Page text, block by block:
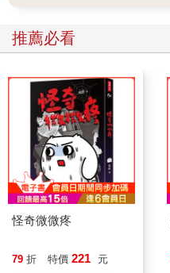
推薦必看
怪奇微微疼
79 折 特價 221 元